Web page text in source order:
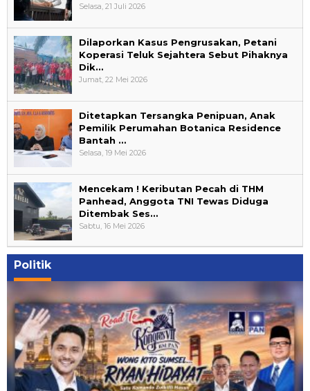
Selasa, 21 Juli 2026
Dilaporkan Kasus Pengrusakan, Petani
Koperasi Teluk Sejahtera Sebut Pihaknya
Dik…
Jumat, 22 Mei 2026
Ditetapkan Tersangka Penipuan, Anak
Pemilik Perumahan Botanica Residence
Bantah …
Selasa, 19 Mei 2026
Mencekam ! Keributan Pecah di THM
Panhead, Anggota TNI Tewas Diduga
Ditembak Ses…
Sabtu, 16 Mei 2026
Politik